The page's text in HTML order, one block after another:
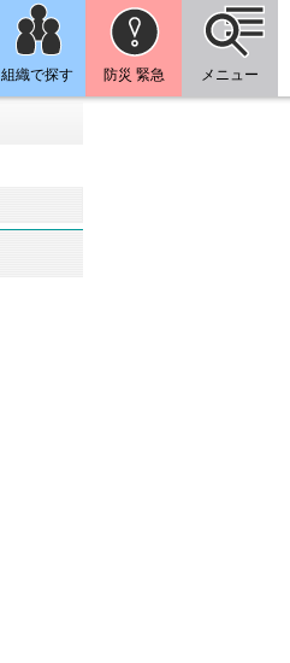
組織で探す 防災 緊急 メニュー